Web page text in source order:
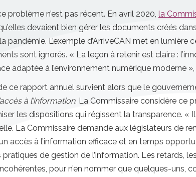
problème n’est pas récent. En avril 2020, la
devaient bien gérer les documents créés
pandémie. L’exemple d’ArriveCAN met en lumière
sont ignorés. « La leçon à retenir est claire :
adaptée à l’environnement numérique moderne
ce rapport annuel survient alors que le
à l’information. La Commissaire considère ce
les dispositions qui régissent la transparence. «
La Commissaire demande aux législateurs de
accès à l’information efficace et en temps
pratiques de gestion de l’information. Les retards,
pour n’en nommer que quelques-